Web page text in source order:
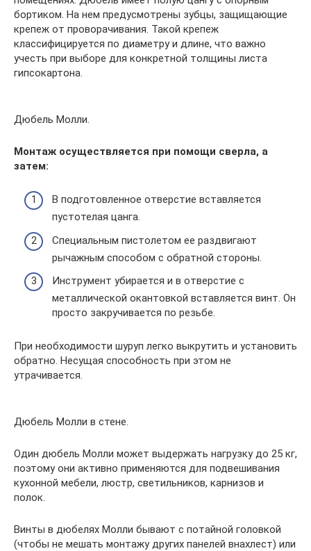
бортиком. На нем предусмотрены зубцы, защищающие
крепеж от проворачивания. Такой крепеж
классифицируется по диаметру и длине, что важно
учесть при выборе для конкретной толщины листа
гипсокартона.
Дюбель Молли.
Монтаж осуществляется при помощи сверла, а
затем:
В подготовленное отверстие вставляется
пустотелая цанга.
Специальным пистолетом ее раздвигают
рычажным способом с обратной стороны.
Инструмент убирается и в отверстие с
металлической окантовкой вставляется винт. Он
просто закручивается по резьбе.
При необходимости шуруп легко выкрутить и установить
обратно. Несущая способность при этом не
утрачивается.
Дюбель Молли в стене.
Один дюбель Молли может выдержать нагрузку до 25 кг,
поэтому они активно применяются для подвешивания
кухонной мебели, люстр, светильников, карнизов и
полок.
Винты в дюбелях Молли бывают с потайной головкой
(чтобы не мешать монтажу других панелей внахлест) или